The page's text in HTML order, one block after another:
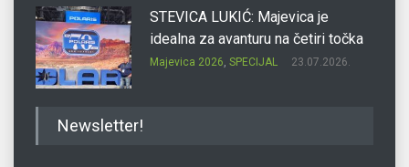
STEVICA LUKIĆ: Majevica je
idealna za avanturu na četiri točka
Majevica 2026, SPECIJAL 23.07.2026.
Newsletter!